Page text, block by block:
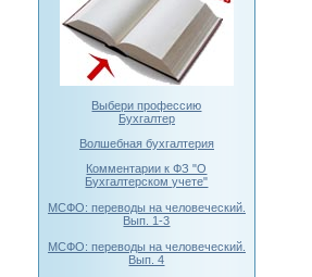
Выбери профессию
Бухгалтер
Волшебная бухгалтерия
Комментарии к ФЗ "О
Бухгалтерском учете"
МСФО: переводы на человеческий.
Вып. 1-3
МСФО: переводы на человеческий.
Вып. 4